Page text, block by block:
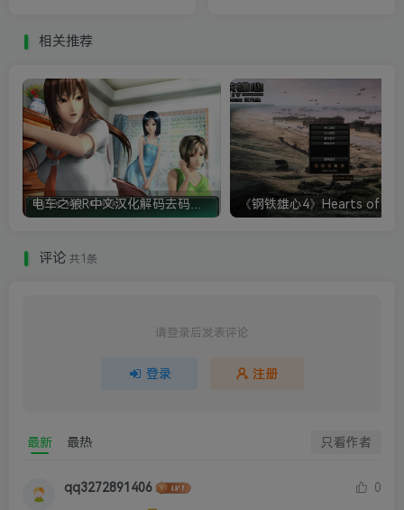
相关推荐
电车之狼R中文汉化解码去码硬盘完整破解版+MOD特典+全CG存档+攻略|修复卡顿
评论 共1条
请登录后发表评论
登录 注册
最新 最热 只看作者
qq3272891406 0